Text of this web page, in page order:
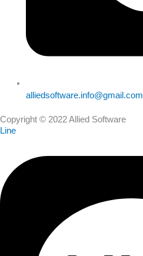
alliedsoftware.info@gmail.com
Copyright © 2022 Allied Software
Line